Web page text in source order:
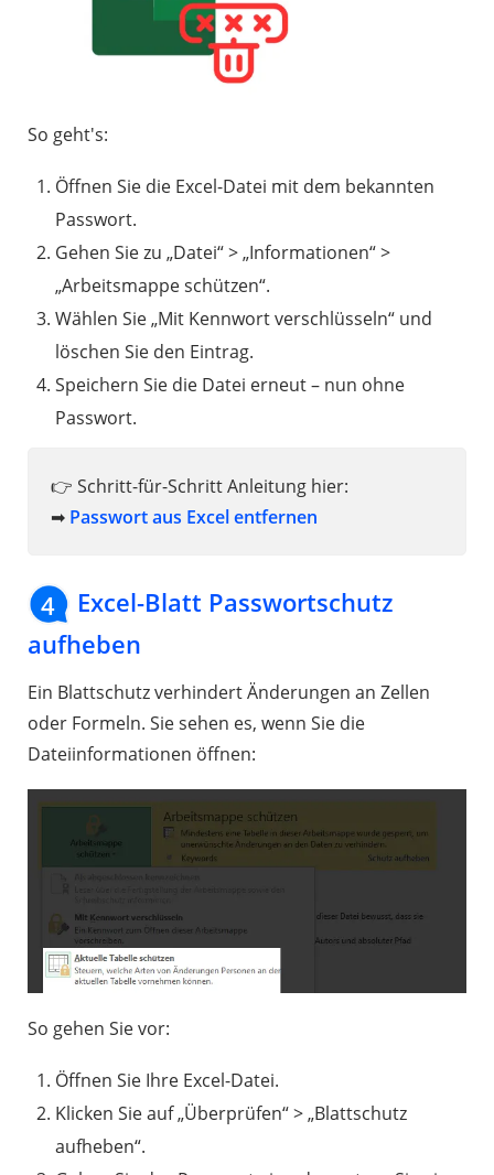
So geht's:
Öffnen Sie die Excel-Datei mit dem bekannten
Passwort.
Gehen Sie zu „Datei“ > „Informationen“ >
„Arbeitsmappe schützen“.
Wählen Sie „Mit Kennwort verschlüsseln“ und
löschen Sie den Eintrag.
Speichern Sie die Datei erneut – nun ohne
Passwort.
👉 Schritt-für-Schritt Anleitung hier:
➡ Passwort aus Excel entfernen
4
Excel-Blatt Passwortschutz
aufheben
Ein Blattschutz verhindert Änderungen an Zellen
oder Formeln. Sie sehen es, wenn Sie die
Dateiinformationen öffnen:
So gehen Sie vor:
Öffnen Sie Ihre Excel-Datei.
Klicken Sie auf „Überprüfen“ > „Blattschutz
aufheben“.